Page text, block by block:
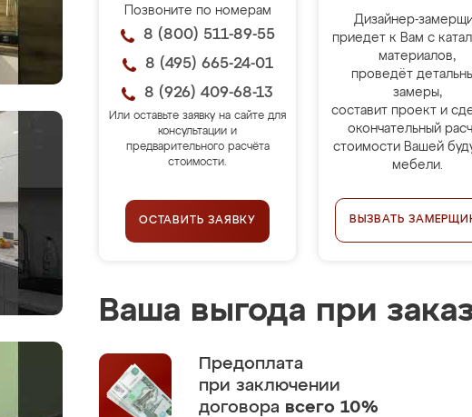
Позвоните по номерам
8 (800) 511-89-55
8 (495) 665-24-01
8 (926) 409-68-13
Или оставьте заявку на сайте для
консультации и
предварительного расчёта
стоимости.
ОСТАВИТЬ ЗАЯВКУ
Дизайнер-
приедет к Вам с
материалов,
проведёт
замеры,
составит проект и
окончательный
стоимости Вашей
мебели.
ВЫЗВАТЬ
Ваша выгода при
Предоплата
при заключении
договора всего 10%